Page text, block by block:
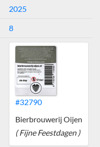
2025
8
#32790
Bierbrouwerij Oijen
( Fijne Feestdagen )